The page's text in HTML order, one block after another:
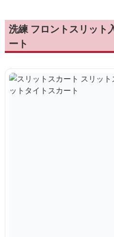
洗練 フロントスリット
ート